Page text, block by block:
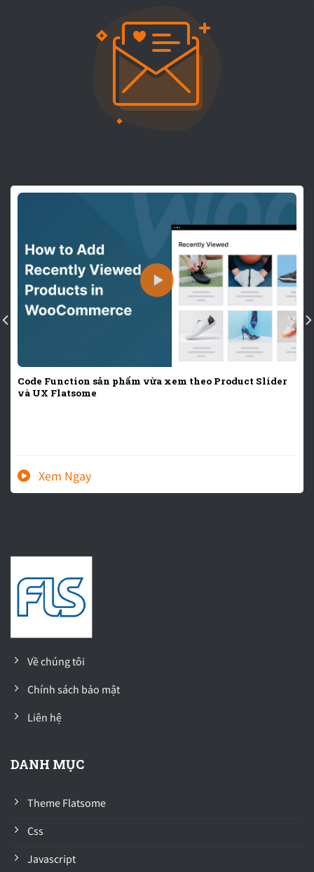
Code Function sản phẩm vừa xem theo Product Slider
và UX Flatsome
Về chúng tôi
Chính sách bảo mật
Liên hệ
DANH MỤC
Theme Flatsome
Css
Javascript